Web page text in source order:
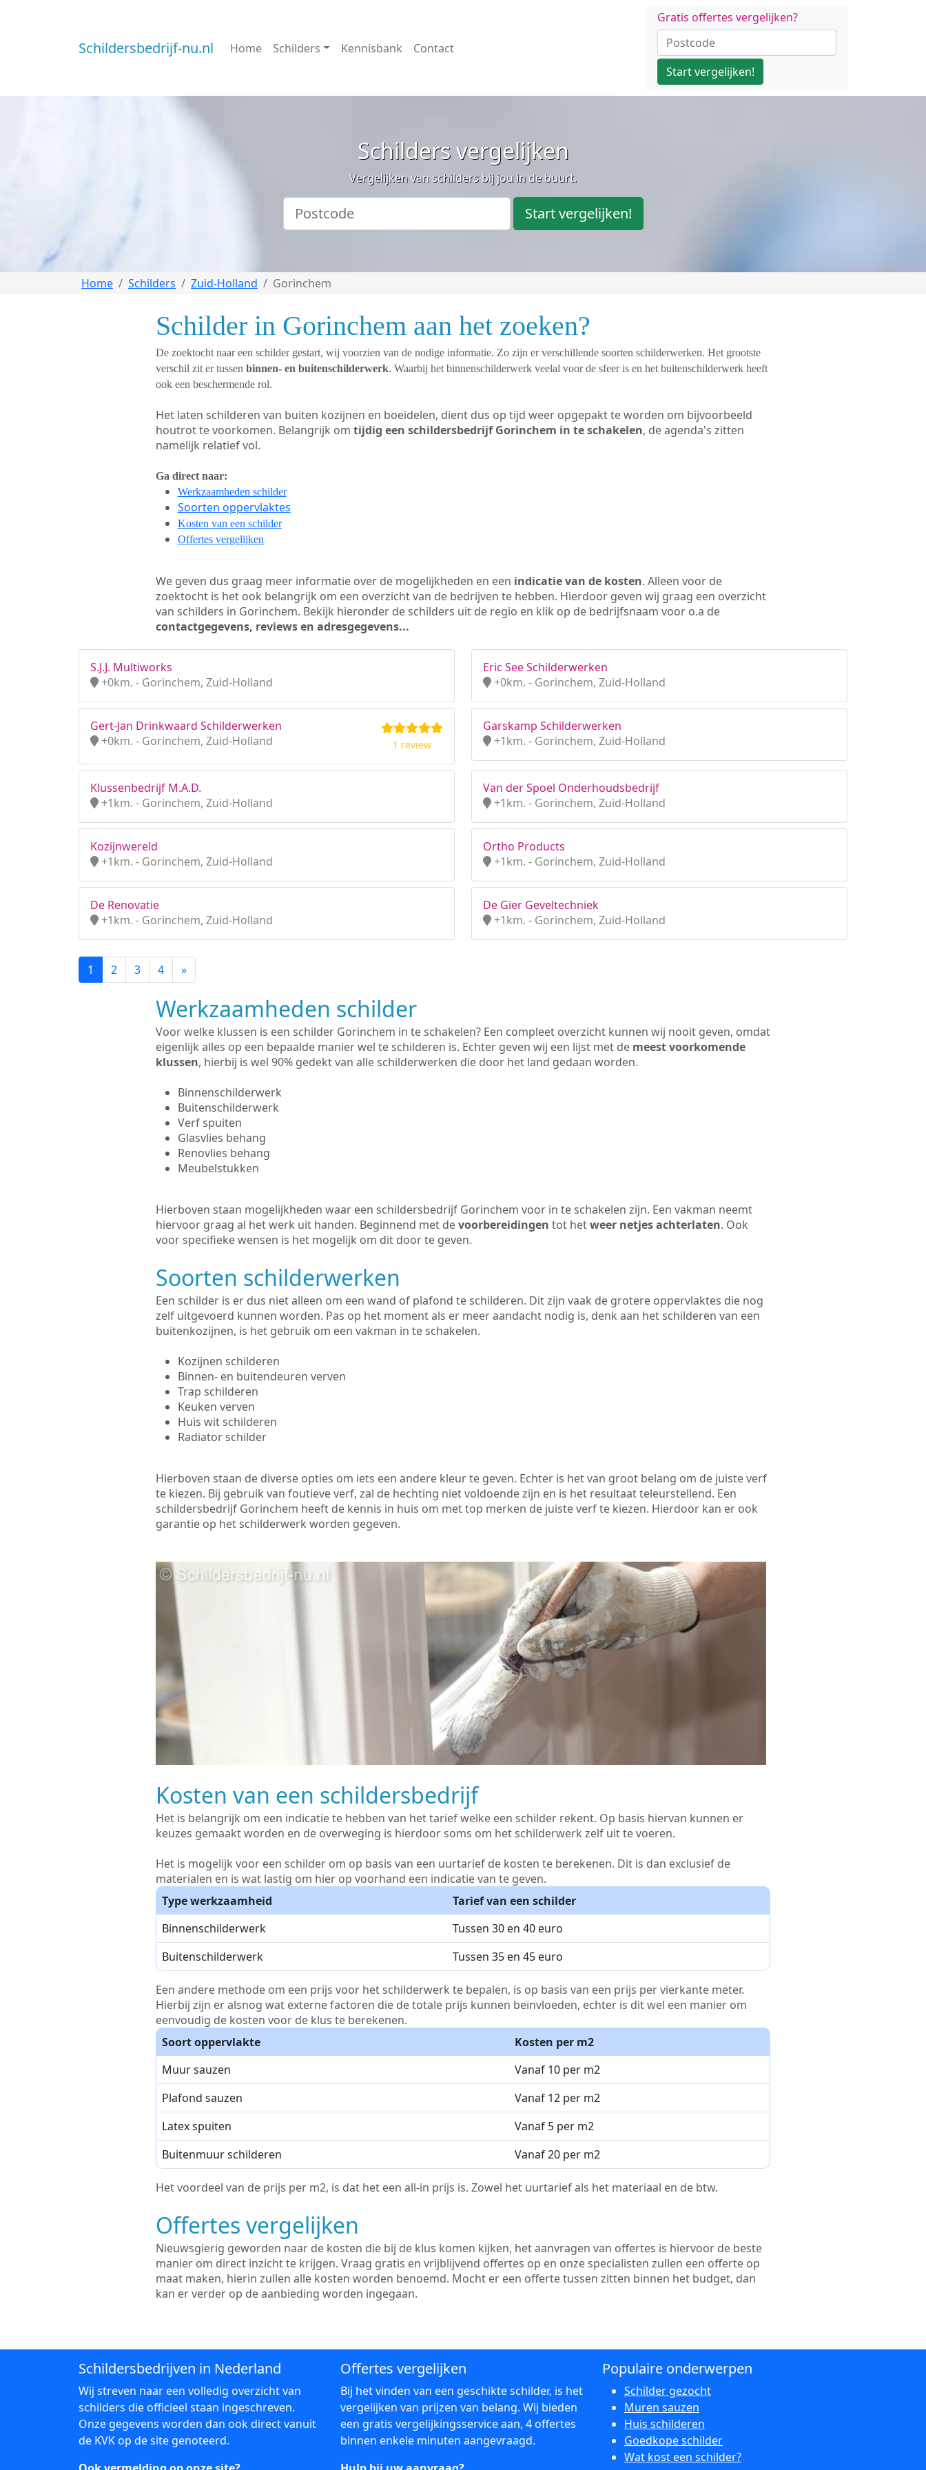
Schildersbedrijf-nu.nl Home Schilders Kennisbank Contact
Gratis offertes vergelijken?
Start vergelijken!
Schilders vergelijken
Vergelijken van schilders bij jou in de buurt.
Start vergelijken!
Home Schilders Zuid-Holland Gorinchem
Schilder in Gorinchem aan het zoeken?
De zoektocht naar een schilder gestart, wij voorzien van de nodige informatie. Zo zijn er verschillende soorten schilderwerken. Het grootste
verschil zit er tussen binnen- en buitenschilderwerk. Waarbij het binnenschilderwerk veelal voor de sfeer is en het buitenschilderwerk heeft
ook een beschermende rol.
Het laten schilderen van buiten kozijnen en boeidelen, dient dus op tijd weer opgepakt te worden om bijvoorbeeld
houtrot te voorkomen. Belangrijk om tijdig een schildersbedrijf Gorinchem in te schakelen, de agenda's zitten
namelijk relatief vol.
Ga direct naar:
Werkzaamheden schilder
Soorten oppervlaktes
Kosten van een schilder
Offertes vergelijken
We geven dus graag meer informatie over de mogelijkheden en een indicatie van de kosten. Alleen voor de
zoektocht is het ook belangrijk om een overzicht van de bedrijven te hebben. Hierdoor geven wij graag een overzicht
van schilders in Gorinchem. Bekijk hieronder de schilders uit de regio en klik op de bedrijfsnaam voor o.a de
contactgegevens, reviews en adresgegevens...
S.J.J. Multiworks
+0km. - Gorinchem, Zuid-Holland
Eric See Schilderwerken
+0km. - Gorinchem, Zuid-Holland
Gert-Jan Drinkwaard Schilderwerken
+0km. - Gorinchem, Zuid-Holland
1 review
Garskamp Schilderwerken
+1km. - Gorinchem, Zuid-Holland
Klussenbedrijf M.A.D.
+1km. - Gorinchem, Zuid-Holland
Van der Spoel Onderhoudsbedrijf
+1km. - Gorinchem, Zuid-Holland
Kozijnwereld
+1km. - Gorinchem, Zuid-Holland
Ortho Products
+1km. - Gorinchem, Zuid-Holland
De Renovatie
+1km. - Gorinchem, Zuid-Holland
De Gier Geveltechniek
+1km. - Gorinchem, Zuid-Holland
1 2 3 4 »
Werkzaamheden schilder
Voor welke klussen is een schilder Gorinchem in te schakelen? Een compleet overzicht kunnen wij nooit geven, omdat
eigenlijk alles op een bepaalde manier wel te schilderen is. Echter geven wij een lijst met de meest voorkomende
klussen, hierbij is wel 90% gedekt van alle schilderwerken die door het land gedaan worden.
Binnenschilderwerk
Buitenschilderwerk
Verf spuiten
Glasvlies behang
Renovlies behang
Meubelstukken
Hierboven staan mogelijkheden waar een schildersbedrijf Gorinchem voor in te schakelen zijn. Een vakman neemt
hiervoor graag al het werk uit handen. Beginnend met devoorbereidingen tot hetweer netjes achterlaten. Ook
voor specifieke wensen is het mogelijk om dit door te geven.
Soorten schilderwerken
Een schilder is er dus niet alleen om een wand of plafond te schilderen. Dit zijn vaak de grotere oppervlaktes die nog
zelf uitgevoerd kunnen worden. Pas op het moment als er meer aandacht nodig is, denk aan het schilderen van een
buitenkozijnen, is het gebruik om een vakman in te schakelen.
Kozijnen schilderen
Binnen- en buitendeuren verven
Trap schilderen
Keuken verven
Huis wit schilderen
Radiator schilder
Hierboven staan de diverse opties om iets een andere kleur te geven. Echter is het van groot belang om de juiste verf
te kiezen. Bij gebruik van foutieve verf, zal de hechting niet voldoende zijn en is het resultaat teleurstellend. Een
schildersbedrijf Gorinchem heeft de kennis in huis om met top merken de juiste verf te kiezen. Hierdoor kan er ook
garantie op het schilderwerk worden gegeven.
Kosten van een schildersbedrijf
Het is belangrijk om een indicatie te hebben van het tarief welke een schilder rekent. Op basis hiervan kunnen er
keuzes gemaakt worden en de overweging is hierdoor soms om het schilderwerk zelf uit te voeren.
Het is mogelijk voor een schilder om op basis van een uurtarief de kosten te berekenen. Dit is dan exclusief de
materialen en is wat lastig om hier op voorhand een indicatie van te geven.
Type werkzaamheid
Tarief van een schilder
Binnenschilderwerk
Tussen 30 en 40 euro
Buitenschilderwerk
Tussen 35 en 45 euro
Een andere methode om een prijs voor het schilderwerk te bepalen, is op basis van een prijs per vierkante meter.
Hierbij zijn er alsnog wat externe factoren die de totale prijs kunnen beïnvloeden, echter is dit wel een manier om
eenvoudig de kosten voor de klus te berekenen.
Soort oppervlakte
Kosten per m2
Muur sauzen
Vanaf 10 per m2
Plafond sauzen
Vanaf 12 per m2
Latex spuiten
Vanaf 5 per m2
Buitenmuur schilderen
Vanaf 20 per m2
Het voordeel van de prijs per m2, is dat het een all-in prijs is. Zowel het uurtarief als het materiaal en de btw.
Offertes vergelijken
Nieuwsgierig geworden naar de kosten die bij de klus komen kijken, het aanvragen van offertes is hiervoor de beste
manier om direct inzicht te krijgen. Vraag gratis en vrijblijvend offertes op en onze specialisten zullen een offerte op
maat maken, hierin zullen alle kosten worden benoemd. Mocht er een offerte tussen zitten binnen het budget, dan
kan er verder op de aanbieding worden ingegaan.
Schildersbedrijven in Nederland
Wij streven naar een volledig overzicht van
schilders die officieel staan ingeschreven.
Onze gegevens worden dan ook direct vanuit
de KVK op de site genoteerd.
Offertes vergelijken
Bij het vinden van een geschikte schilder, is het
vergelijken van prijzen van belang. Wij bieden
een gratis vergelijkingsservice aan, 4 offertes
binnen enkele minuten aangevraagd.
Populaire onderwerpen
Schilder gezocht
Muren sauzen
Huis schilderen
Goedkope schilder
Wat kost een schilder?